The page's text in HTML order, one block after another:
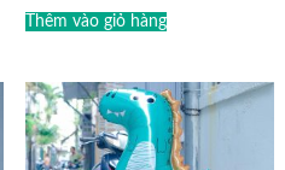
Thêm vào giỏ hàng